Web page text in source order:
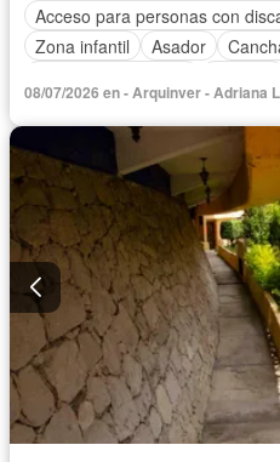
Acceso para personas con
Zona infantil
Asador
Cuarto de Limpieza
Cuarto
Estacionamiento
Jardín
Sala polivalente
Seguridad
Zonas verdes
Sin amueblar
08/07/2026 en - Arquinver - Adriana